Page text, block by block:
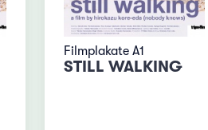
Filmplakate A1
STILL WALKING